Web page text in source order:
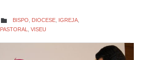
 CATEGORY
BISPO DIOCESE IGREJA
PASTORAL
VISEU